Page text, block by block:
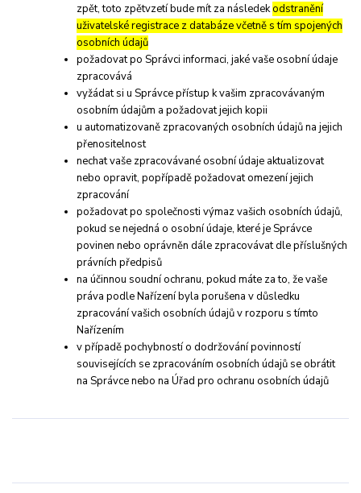
zpět, toto zpětvzetí bude mít za následekodstranění
uživatelské registrace z databáze včetně s tím spojených
osobních údajů
požadovat po Správci informaci, jaké vaše osobní údaje
zpracovává
vyžádat si u Správce přístup k vašim zpracovávaným
osobním údajům a požadovat jejich kopii
u automatizovaně zpracovaných osobních údajů na jejich
přenositelnost
nechat vaše zpracovávané osobní údaje aktualizovat
nebo opravit, popřípadě požadovat omezení jejich
zpracování
požadovat po společnosti výmaz vašich osobních údajů,
pokud se nejedná o osobní údaje, které je Správce
povinen nebo oprávněn dále zpracovávat dle příslušných
právních předpisů
na účinnou soudní ochranu, pokud máte za to, že vaše
práva podle Nařízení byla porušena v důsledku
zpracování vašich osobních údajů v rozporu s tímto
Nařízením
v případě pochybností o dodržování povinností
souvisejících se zpracováním osobních údajů se obrátit
na Správce nebo na Úřad pro ochranu osobních údajů